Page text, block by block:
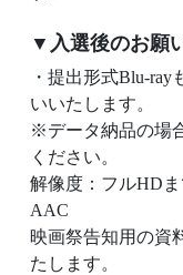
▼入選後のお願
・提出形式Blu-
いいたします。
※データ納品の場
ください。
解像度：フルHDま
AAC
映画祭告知用の資
たします。